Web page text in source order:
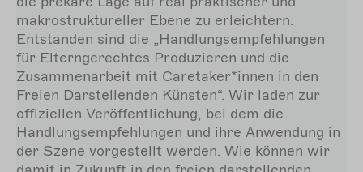
makrostruktureller Ebene zu erleichtern.
Entstanden sind die „Handlungsempfehlungen
für Elterngerechtes Produzieren und die
Zusammenarbeit mit Caretaker*innen in den
Freien Darstellenden Künsten“. Wir laden zur
offiziellen Veröffentlichung, bei dem die
Handlungsempfehlungen und ihre Anwendung in
der Szene vorgestellt werden. Wie können wir